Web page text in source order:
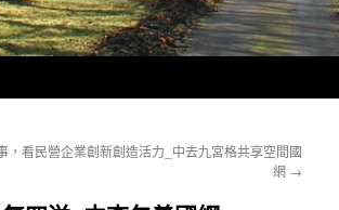
，看民營企業創新創造活力_中去九宮格共享空間國
網 →